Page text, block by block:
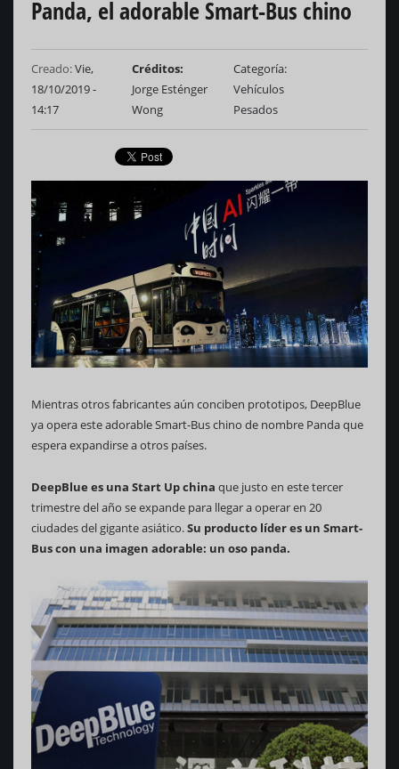
Panda, el adorable Smart-Bus chino
Creado:Vie,
18/10/2019 -
14:17
Créditos
Jorge Esténger
Wong
Categoría
Vehículos
Pesados
Mientras otros fabricantes aún conciben prototipos, DeepBlue
ya opera este adorable Smart-Bus chino de nombre Panda que
espera expandirse a otros países.
DeepBlue es una Start Up china que justo en este tercer
trimestre del año se expande para llegar a operar en 20
ciudades del gigante asiático.Su producto líder es un Smart-
Bus con una imagen adorable: un oso panda.